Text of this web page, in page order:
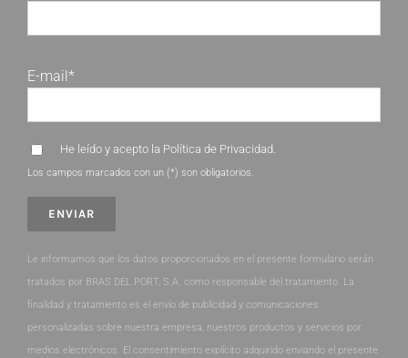
E-mail*
He leído y acepto la Política de Privacidad.
Los campos marcados con un (*) son obligatorios.
Le informamos que los datos proporcionados en el presente formulario serán
tratados por BRAS DEL PORT, S.A. como responsable del tratamiento. La
finalidad y tratamiento es el envío de publicidad y comunicaciones
personalizadas sobre nuestra empresa, nuestros productos y servicios por
medios electrónicos. El consentimiento explícito adquirido enviando el presente